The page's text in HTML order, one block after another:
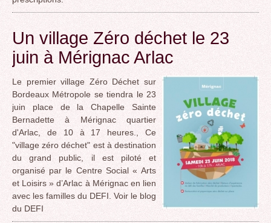
Un village Zéro déchet le 23
juin à Mérignac Arlac
Le premier village Zéro Déchet sur
Bordeaux Métropole se tiendra le 23
juin place de la Chapelle Sainte
Bernadette à Mérignac quartier
d'Arlac, de 10 à 17 heures., Ce
"village zéro déchet" est à destination
du grand public, il est piloté et
organisé par le Centre Social « Arts
et Loisirs » d’Arlac à Mérignac en lien
avec les familles du DEFI. Voir le blog
du DEFI